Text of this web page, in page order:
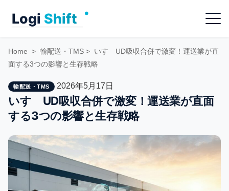
Menu
Home > 輸配送・TMS > いすゞUD吸収合併で激変！運送業が直
面する3つの影響と生存戦略
輸配送・TMS 2026年5月17日
いすゞUD吸収合併で激変！運送業が直面
する3つの影響と生存戦略